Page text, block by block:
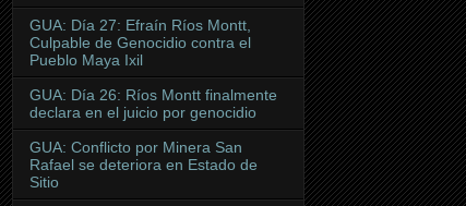
GUA: Día 27: Efraín Ríos Montt,
Culpable de Genocidio contra el
Pueblo Maya Ixil
GUA: Día 26: Ríos Montt finalmente
declara en el juicio por genocidio
GUA: Conflicto por Minera San
Rafael se deteriora en Estado de
Sitio